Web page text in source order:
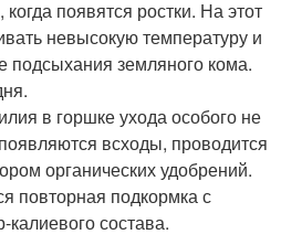
появятся ростки. На этот
невысокую температуру и
подсыхания земляного кома.
в горшке ухода особого не
всходы, проводится
органических удобрений.
повторная подкормка с
состава.